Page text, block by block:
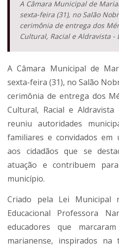
A Câmara Municipal de
sexta-feira (31), no Salão
cerimônia de entrega dos
Cultural, Racial e Aldravista -
A Câmara Municipal de
sexta-feira (31), no Salão
cerimônia de entrega dos
Cultural, Racial e
reuniu autoridades
familiares e convidados em
aos cidadãos que se
atuação e contribuem
município.
Criado pela Lei Municipal
Educacional Professora
educadores que
marianense, inspirados